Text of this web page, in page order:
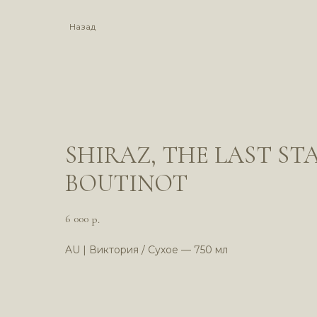
Назад
SHIRAZ, THE LAST
BOUTINOT
6 000 р.
AU | Виктория / Сухое — 750 мл